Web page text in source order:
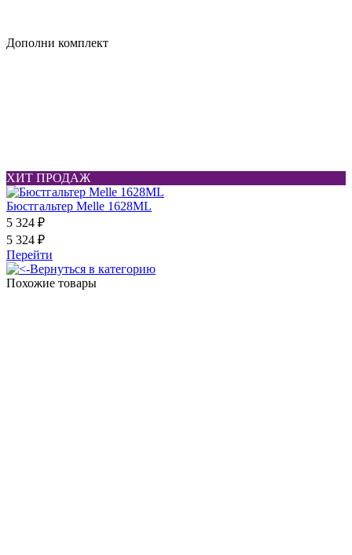
Дополни комплект
ХИТ ПРОДАЖ
Бюстгальтер Melle 1628ML
5 324 ₽
5 324 ₽
Перейти
Вернуться в категорию
Похожие товары